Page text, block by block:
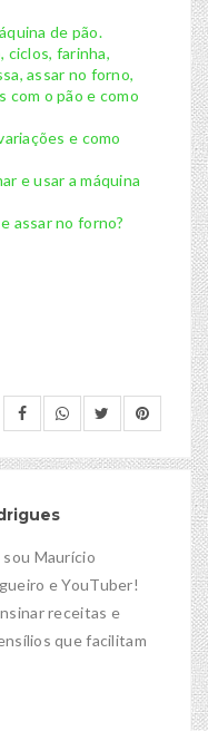
de pão.
ciclos, farinha,
assar no forno,
com o pão e como
e como
e usar a máquina
assar no forno?
Maurício
e YouTuber!
receitas e
que facilitam